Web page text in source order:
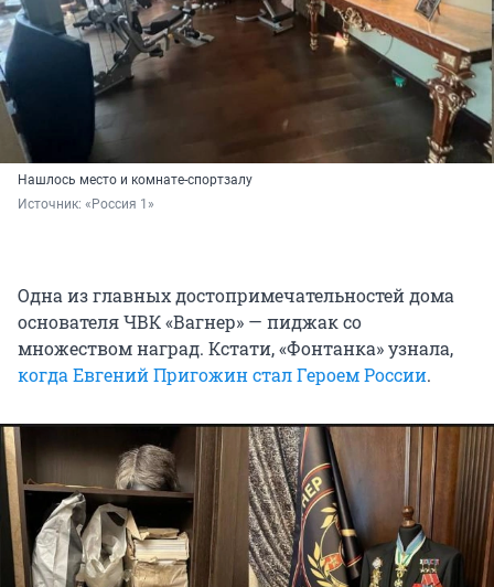
Нашлось место и комнате-спортзалу
Источник: «Россия 1»
Одна из главных достопримечательностей дома
основателя ЧВК «Вагнер» — пиджак со
множеством наград. Кстати, «Фонтанка» узнала,
когда Евгений Пригожин стал Героем России.